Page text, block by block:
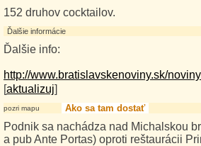
152 druhov cocktailov.
Ďalšie informácie
Ďalšie info:
http://www.bratislavskenoviny.sk/
[aktualizuj]
pozri mapu Ako sa tam dostať
Podnik sa nachádza nad Michalskou
a pub Ante Portas) oproti reštaurácii